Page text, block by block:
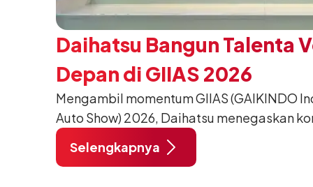
Daihatsu Bangun Talenta
Depan di GIIAS 2026
Mengambil momentum GIIAS (GAIKINDO
Auto Show) 2026, Daihatsu menegaskan
meningkatkan kualitas SDM (Sumber Daya
pendidikan vokasi bertema “Bersama
Selengkapnya